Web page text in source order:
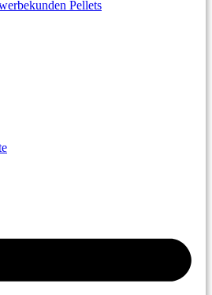
Pellets